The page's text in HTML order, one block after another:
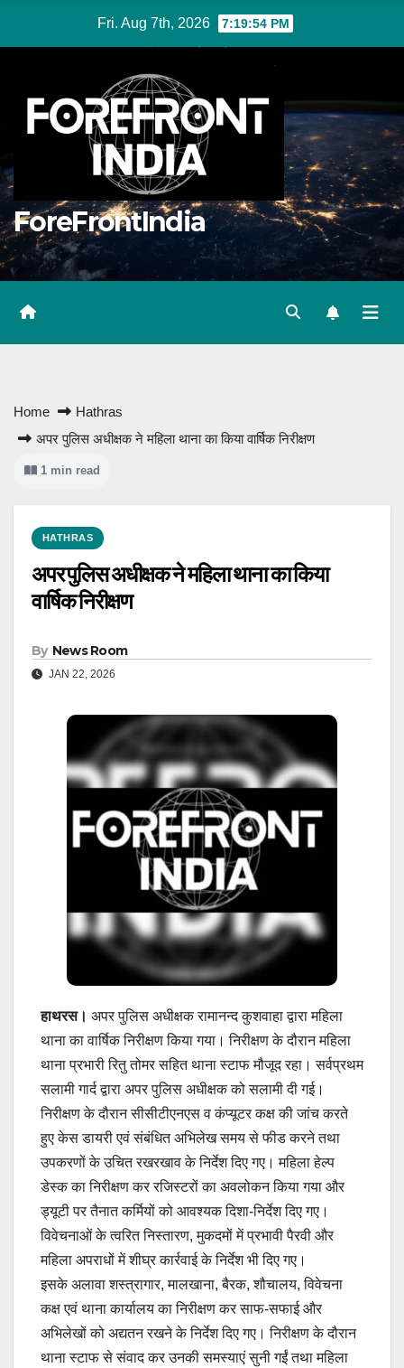
Fri. Aug 7th, 2026 7:19:54 PM
ForeFrontIndia
Home
Hathras
अपर पुलिस अधीक्षक ने महिला थाना का किया वार्षिक निरीक्षण
1 min read
HATHRAS
अपर पुलिस अधीक्षक ने महिला थाना का किया
वार्षिक निरीक्षण
By News Room
JAN 22, 2026
हाथरस। अपर पुलिस अधीक्षक रामानन्द कुशवाहा द्वारा महिला
थाना का वार्षिक निरीक्षण किया गया। निरीक्षण के दौरान महिला
थाना प्रभारी रितु तोमर सहित थाना स्टाफ मौजूद रहा। सर्वप्रथम
सलामी गार्द द्वारा अपर पुलिस अधीक्षक को सलामी दी गई।
निरीक्षण के दौरान सीसीटीएनएस व कंप्यूटर कक्ष की जांच करते
हुए केस डायरी एवं संबंधित अभिलेख समय से फीड करने तथा
उपकरणों के उचित रखरखाव के निर्देश दिए गए। महिला हेल्प
डेस्क का निरीक्षण कर रजिस्टरों का अवलोकन किया गया और
ड्यूटी पर तैनात कर्मियों को आवश्यक दिशा-निर्देश दिए गए।
विवेचनाओं के त्वरित निस्तारण, मुकदमों में प्रभावी पैरवी और
महिला अपराधों में शीघ्र कार्रवाई के निर्देश भी दिए गए।
इसके अलावा शस्त्रागार, मालखाना, बैरक, शौचालय, विवेचना
कक्ष एवं थाना कार्यालय का निरीक्षण कर साफ-सफाई और
अभिलेखों को अद्यतन रखने के निर्देश दिए गए। निरीक्षण के दौरान
थाना स्टाफ से संवाद कर उनकी समस्याएं सुनी गईं तथा महिला